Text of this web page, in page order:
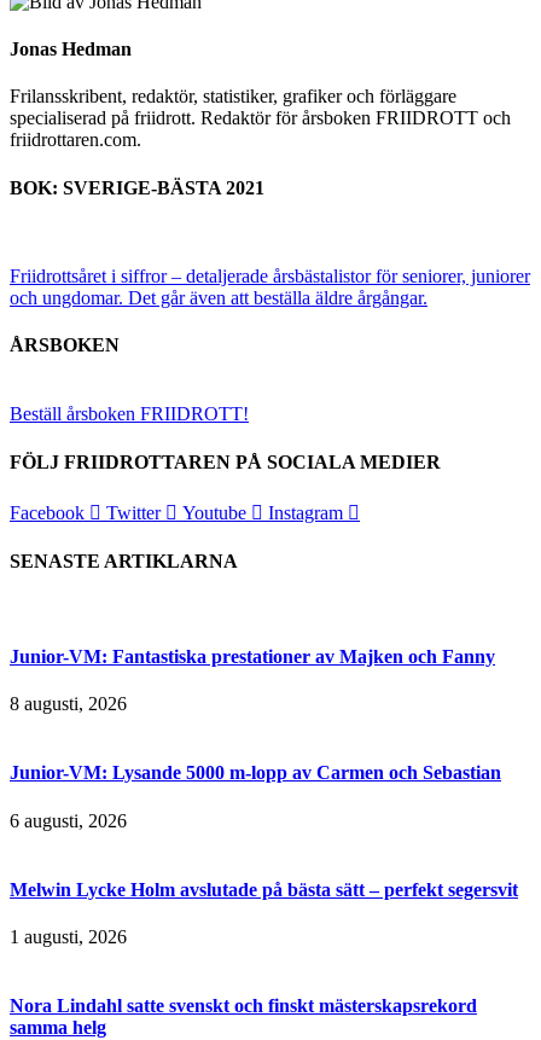
Jonas Hedman
Frilansskribent, redaktör, statistiker, grafiker och förläggare
specialiserad på friidrott. Redaktör för årsboken FRIIDROTT och
friidrottaren.com.
BOK: SVERIGE-BÄSTA 2021
Friidrottsåret i siffror – detaljerade årsbästalistor för seniorer, juniorer
och ungdomar. Det går även att beställa äldre årgångar.
ÅRSBOKEN
Beställ årsboken FRIIDROTT!
FÖLJ FRIIDROTTAREN PÅ SOCIALA MEDIER
Facebook Twitter Youtube Instagram
SENASTE ARTIKLARNA
Junior-VM: Fantastiska prestationer av Majken och Fanny
8 augusti, 2026
Junior-VM: Lysande 5000 m-lopp av Carmen och Sebastian
6 augusti, 2026
Melwin Lycke Holm avslutade på bästa sätt – perfekt segersvit
1 augusti, 2026
Nora Lindahl satte svenskt och finskt mästerskapsrekord
samma helg